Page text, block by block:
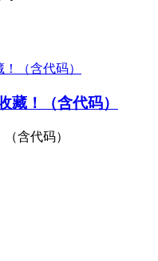
藏！（含代码）
含代码）